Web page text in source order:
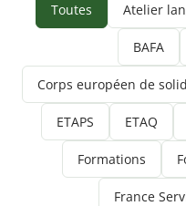
Toutes Atelier
BAFA
Corps européen de
ETAPS ETAQ
Formations
France